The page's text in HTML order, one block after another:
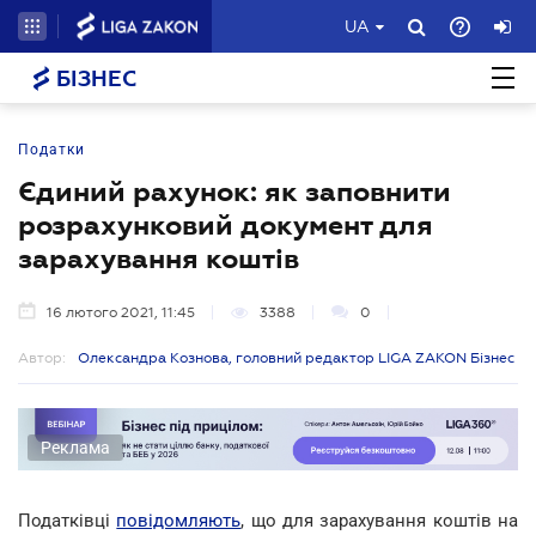
UA
БІЗНЕС
Податки
Єдиний рахунок: як заповнити
розрахунковий документ для
зарахування коштів
16 лютого 2021, 11:45 3388 0
Автор: Олександра Кознова, головний редактор LIGA ZAKON Бізнес
Реклама
Податківці повідомляють, що для зарахування коштів на